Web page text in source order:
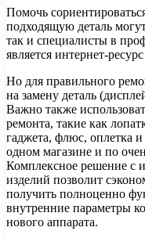
Помочь
подходящую деталь
так и специалисты в
является интернет-
Но для правильного
на замену деталь
Важно также
ремонта, такие как
гаджета, флюс, оплетка
одном магазине и по
Комплексное решение с
изделий позволит
получить полноценно
внутренние параметры
нового аппарата.